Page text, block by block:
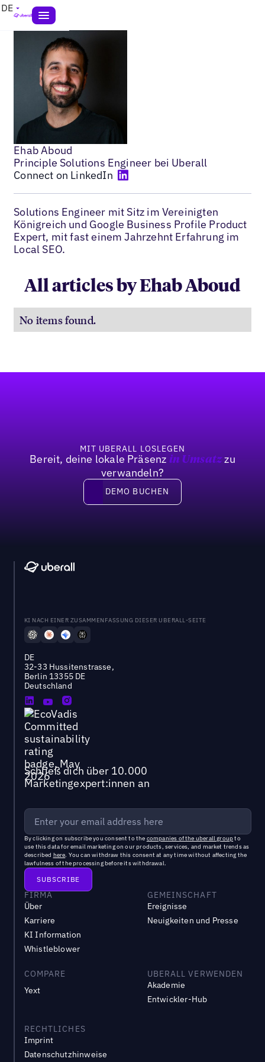
DE
Ehab Aboud
Principle Solutions Engineer bei Uberall
Connect on LinkedIn
Solutions Engineer mit Sitz im Vereinigten
Königreich und Google Business Profile Product
Expert, mit fast einem Jahrzehnt Erfahrung im
Local SEO.
All articles by Ehab Aboud
No items found.
MIT UBERALL LOSLEGEN
Bereit, deine lokale Präsenz in Umsatzzu
verwandeln?
DEMO BUCHEN
DEMO BUCHEN
KI NACH EINER ZUSAMMENFASSUNG DIESER UBERALL-SEITE
DE
32-33 Hussitenstrasse,
Berlin 13355 DE
Deutschland
Schließ dich über 10.000
Marketingexpert:innen an
By clicking on subscribe you consent to the companies of the uberall groupto
use this data for email marketing on our products, services, and market trends as
described here. You can withdraw this consent at any time without affecting the
lawfulness of the processing before its withdrawal.
FIRMA
Über
Karriere
KI Information
Whistleblower
GEMEINSCHAFT
Ereignisse
Neuigkeiten und Presse
COMPARE
Yext
UBERALL VERWENDEN
Akademie
Entwickler-Hub
RECHTLICHES
Imprint
Datenschutzhinweise